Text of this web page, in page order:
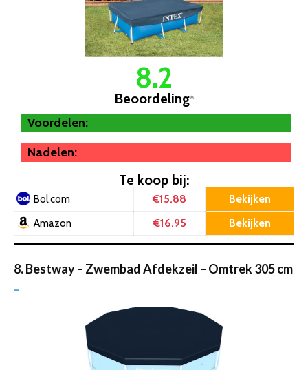
8.2
Beoordeling*
Voordelen:
Nadelen:
Te koop bij:
Bol.com €15.88 Bekijken
Amazon €16.95 Bekijken
8. Bestway – Zwembad Afdekzeil – Omtrek 305 cm
–